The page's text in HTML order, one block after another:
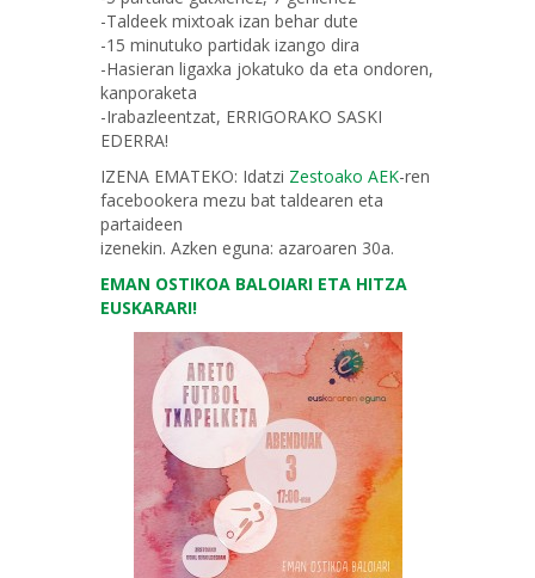
-Taldeek mixtoak izan behar dute
-15 minutuko partidak izango dira
-Hasieran ligaxka jokatuko da eta ondoren,
kanporaketa
-Irabazleentzat, ERRIGORAKO SASKI
EDERRA!
IZENA EMATEKO: Idatzi Zestoako AEK-ren
facebookera mezu bat taldearen eta
partaideen
izenekin. Azken eguna: azaroaren 30a.
EMAN OSTIKOA BALOIARI ETA HITZA
EUSKARARI!